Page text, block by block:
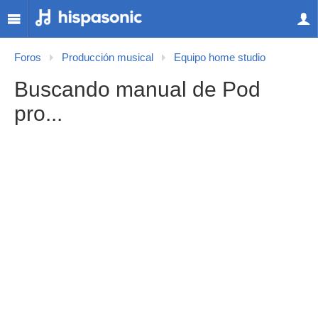
Foros Producción musical Equipo home studio
Buscando manual de Pod
pro...